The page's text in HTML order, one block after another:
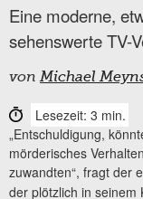
Eine moderne,
sehenswerte TV-
vonMichael
Lesezeit: 3 min.
„Entschuldigung,
mörderisches
zuwandten“, fragt der
der plötzlich in seinem